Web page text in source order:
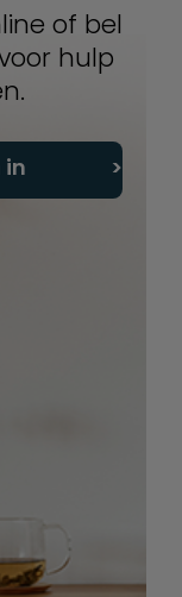
of bel
hulp
in